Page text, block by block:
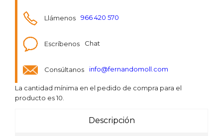
Llámenos 966 420 570
Escríbenos Chat
Consúltanos info@fernandomoll.com
La cantidad mínima en el pedido de compra para el
producto es 10.
Descripción